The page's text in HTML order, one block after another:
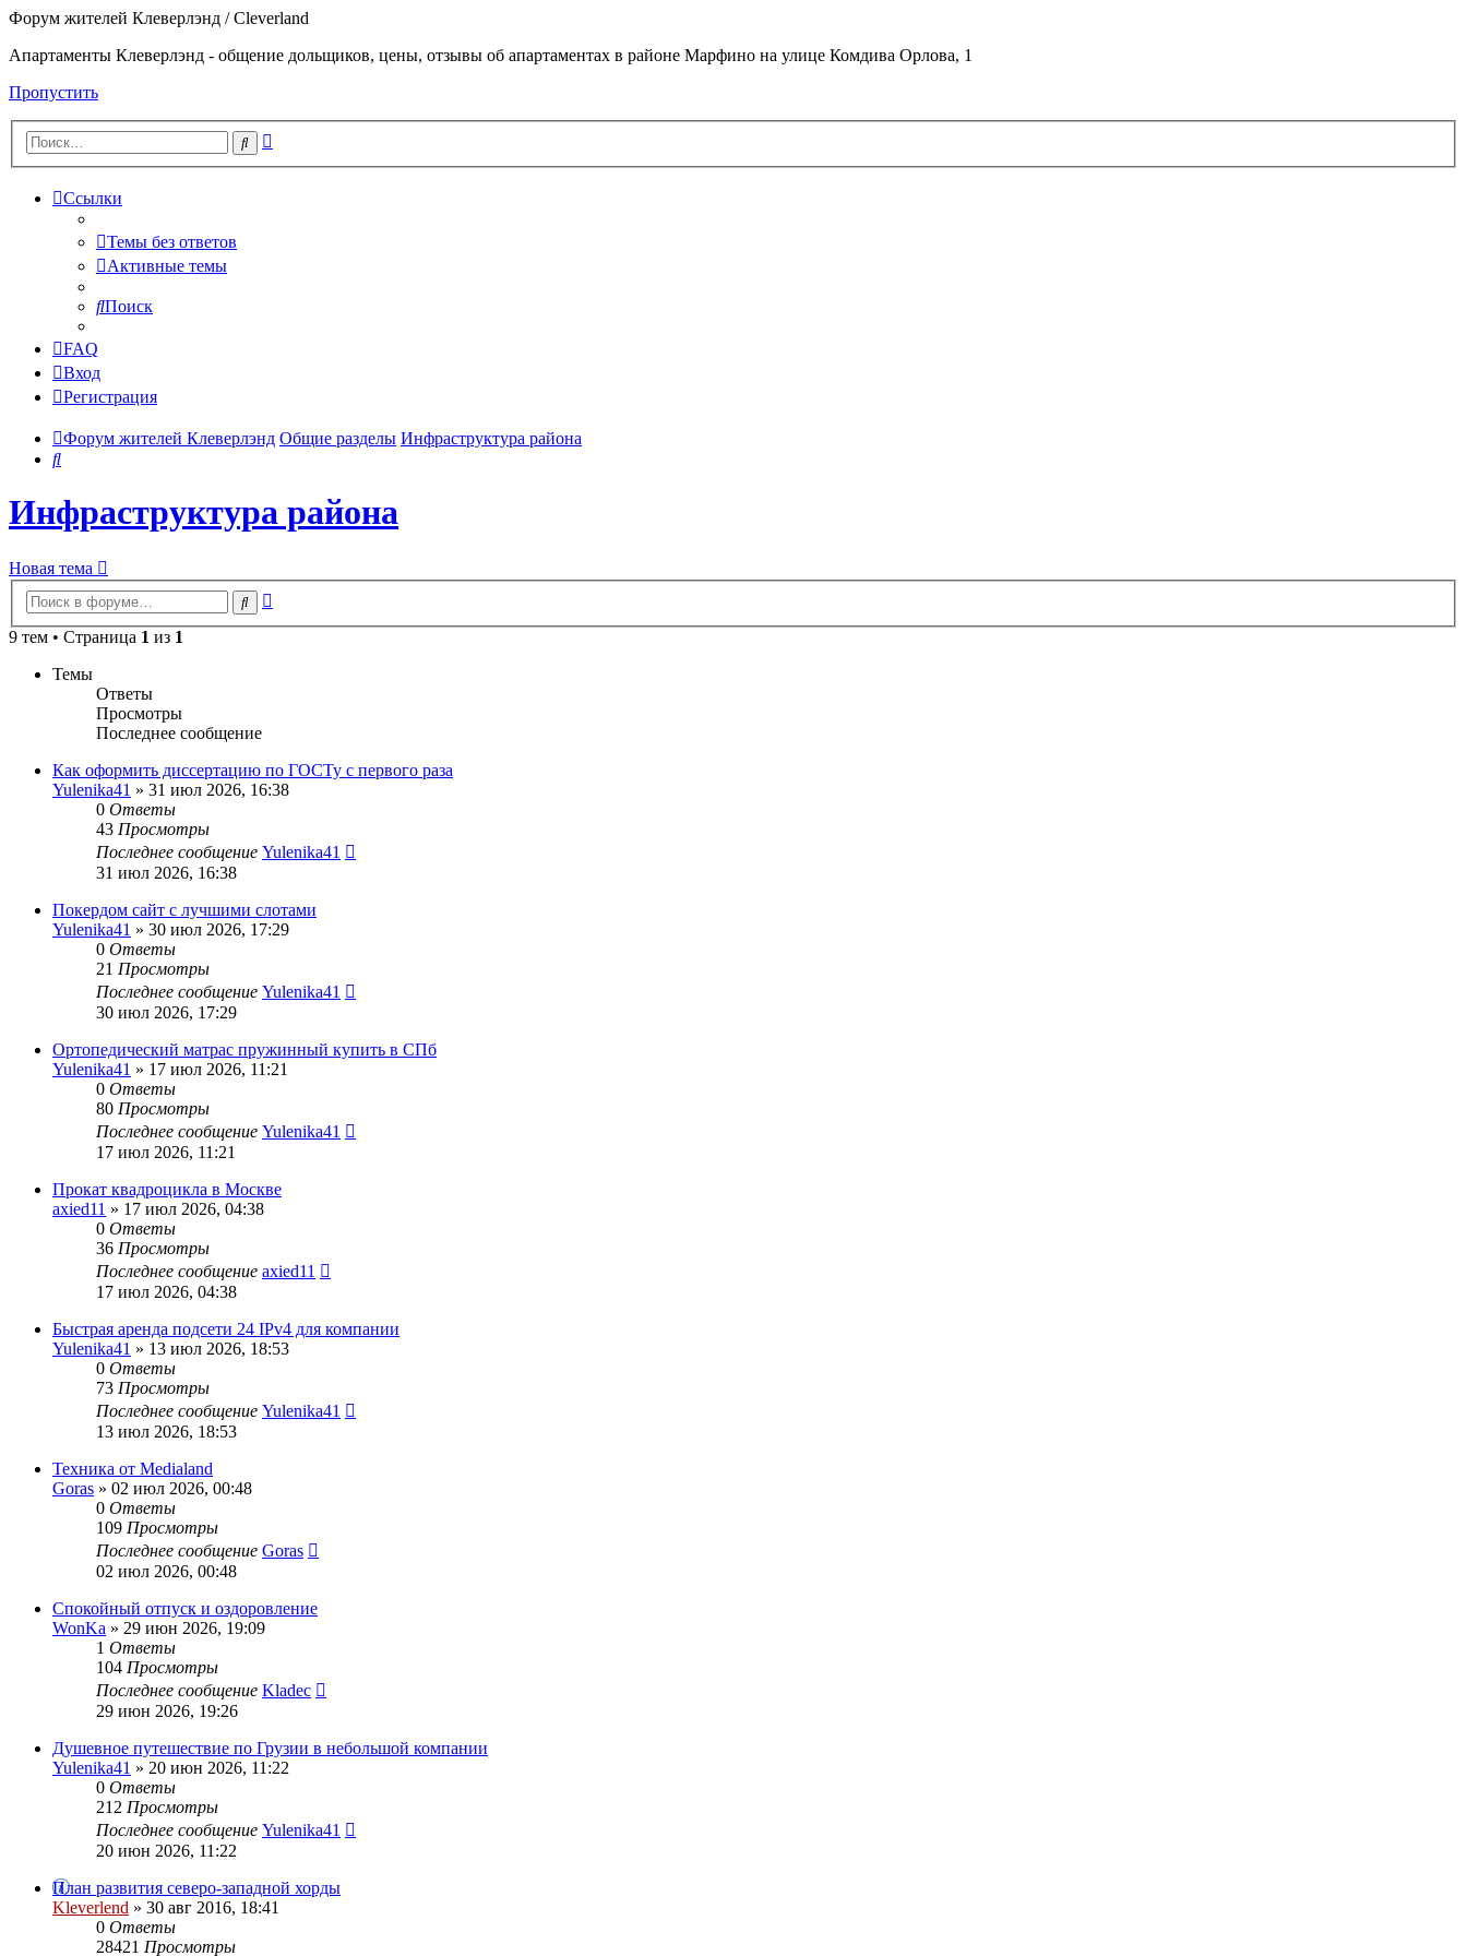
Форум жителей Клеверлэнд / Cleverland
Апартаменты Клеверлэнд - общение дольщиков, цены, отзывы об апартаментах в районе Марфино на улице Комдива Орлова, 1
Пропустить
Поиск
Ссылки
Темы без ответов
Активные темы
Поиск
FAQ
Вход
Регистрация
Форум жителей Клеверлэнд Общие разделы Инфраструктура района
Поиск
Инфраструктура района
Новая тема
Поиск
9 тем • Страница 1 из 1
Темы
Ответы
Просмотры
Последнее сообщение
Как оформить диссертацию по ГОСТу с первого раза
Yulenika41 » 31 июл 2026, 16:38
0 Ответы
43 Просмотры
Последнее сообщение Yulenika41
31 июл 2026, 16:38
Покердом сайт с лучшими слотами
Yulenika41 » 30 июл 2026, 17:29
0 Ответы
21 Просмотры
Последнее сообщение Yulenika41
30 июл 2026, 17:29
Ортопедический матрас пружинный купить в СПб
Yulenika41 » 17 июл 2026, 11:21
0 Ответы
80 Просмотры
Последнее сообщение Yulenika41
17 июл 2026, 11:21
Прокат квадроцикла в Москве
axied11 » 17 июл 2026, 04:38
0 Ответы
36 Просмотры
Последнее сообщение axied11
17 июл 2026, 04:38
Быстрая аренда подсети 24 IPv4 для компании
Yulenika41 » 13 июл 2026, 18:53
0 Ответы
73 Просмотры
Последнее сообщение Yulenika41
13 июл 2026, 18:53
Техника от Medialand
Goras » 02 июл 2026, 00:48
0 Ответы
109 Просмотры
Последнее сообщение Goras
02 июл 2026, 00:48
Спокойный отпуск и оздоровление
WonKa » 29 июн 2026, 19:09
1 Ответы
104 Просмотры
Последнее сообщение Kladec
29 июн 2026, 19:26
Душевное путешествие по Грузии в небольшой компании
Yulenika41 » 20 июн 2026, 11:22
0 Ответы
212 Просмотры
Последнее сообщение Yulenika41
20 июн 2026, 11:22
План развития северо-западной хорды
Kleverlend » 30 авг 2016, 18:41
0 Ответы
28421 Просмотры